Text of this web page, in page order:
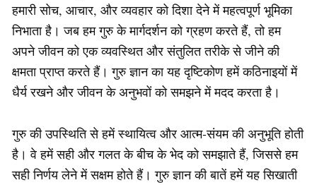
हमारी सोच, आचार, और व्यवहार को दिशा देने में महत्वपूर्ण भूमिका
निभाता है। जब हम गुरु के मार्गदर्शन को ग्रहण करते हैं, तो हम
अपने जीवन को एक व्यवस्थित और संतुलित तरीके से जीने की
क्षमता प्राप्त करते हैं। गुरु ज्ञान का यह दृष्टिकोण हमें कठिनाइयों में
धैर्य रखने और जीवन के अनुभवों को समझने में मदद करता है।
गुरु की उपस्थिति से हमें स्थायित्व और आत्म-संयम की अनुभूति होती
है। वे हमें सही और गलत के बीच के भेद को समझाते हैं, जिससे हम
सही निर्णय लेने में सक्षम होते हैं। गुरु ज्ञान की बातें हमें यह सिखाती